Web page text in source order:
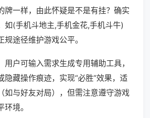
牌一样，由此怀疑是不是有挂？确实
如(手机斗地主,手机金花,手机斗牛)
规途径维护游戏公平。
用户可输入需求生成专用辅助工具，
隐藏操作痕迹，实现“必胜”效果，适
如与好友对局），但需注意遵守游戏
境。